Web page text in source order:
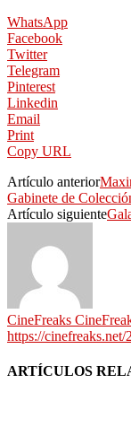
WhatsApp
Facebook
Twitter
Telegram
Pinterest
Linkedin
Email
Print
Copy URL
Artículo anterior
Gabinete de
Artículo siguiente
CineFreaks
https://cinefreaks.net/
ARTÍCULOS